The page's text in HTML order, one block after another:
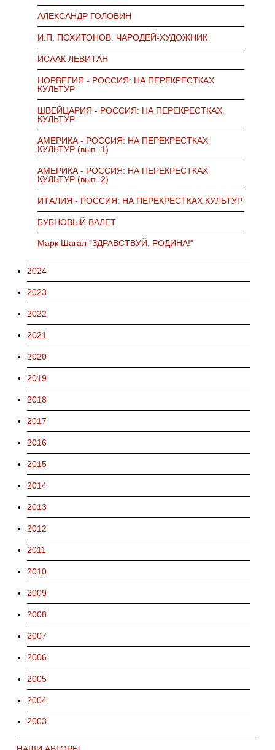
АЛЕКСАНДР ГОЛОВИН
И.П. ПОХИТОНОВ. ЧАРОДЕЙ-ХУДОЖНИК
ИСААК ЛЕВИТАН
НОРВЕГИЯ - РОССИЯ: НА ПЕРЕКРЕСТКАХ
КУЛЬТУР
ШВЕЙЦАРИЯ - РОССИЯ: НА ПЕРЕКРЕСТКАХ
КУЛЬТУР
АМЕРИКА - РОССИЯ: НА ПЕРЕКРЕСТКАХ
КУЛЬТУР (вып. 1)
АМЕРИКА - РОССИЯ: НА ПЕРЕКРЕСТКАХ
КУЛЬТУР (вып. 2)
ИТАЛИЯ - РОССИЯ: НА ПЕРЕКРЕСТКАХ КУЛЬТУР
БУБНОВЫЙ ВАЛЕТ
Марк Шагал "ЗДРАВСТВУЙ, РОДИНА!"
2024
2023
2022
2021
2020
2019
2018
2017
2016
2015
2014
2013
2012
2011
2010
2009
2008
2007
2006
2005
2004
2003